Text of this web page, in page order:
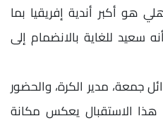
هو أكبر أندية إفريقيا بما
سعيد للغاية بالانضمام إلى
جمعة، مدير الكرة، والحضور
هذا الاستقبال يعكس مكانة